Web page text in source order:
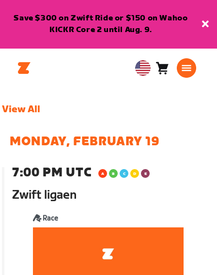
Save $300 on Zwift Ride or $150 on Wahoo
KICKR Core 2 until Aug. 9.
USA Cart0
View All
MONDAY, FEBRUARY 19
7:00 PM UTC
Zwift ligaen
Race